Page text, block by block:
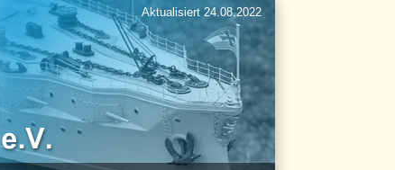
Aktualisiert 24.08.2022